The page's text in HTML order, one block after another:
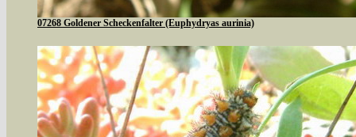
07268 Goldener Scheckenfalter (Euphydryas aurinia)